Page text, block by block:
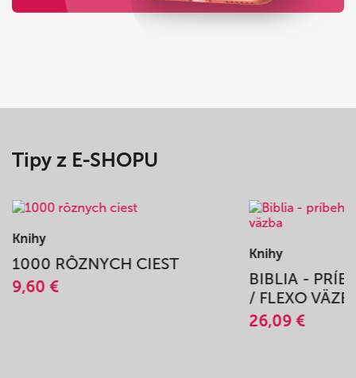
Tipy z E-SHOPU
Knihy
1000 RÔZNYCH CIEST
9,60 €
Knihy
BIBLIA -
/ FLEXO
26,09 €